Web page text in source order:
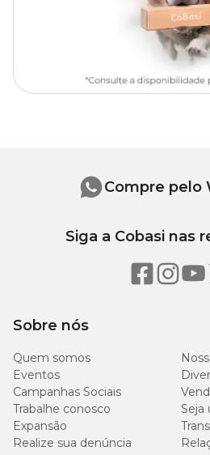
Sobre nós
Quem somos
Eventos
Campanhas Sociais
Trabalhe conosco
Seja
Expansão
Realize sua denúncia
Compre pelo
Siga a Cobasi nas